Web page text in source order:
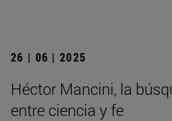
26 | 06 | 2025
Héctor Mancini, la
entre ciencia y fe